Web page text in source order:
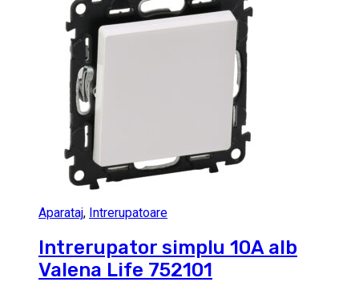
Aparataj, Intrerupatoare
Intrerupator simplu 10A alb
Valena Life 752101